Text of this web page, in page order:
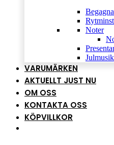
Noter
Julmusik
VARUMÄRKEN
AKTUELLT JUST NU
OM OSS
KONTAKTA OSS
KÖPVILLKOR